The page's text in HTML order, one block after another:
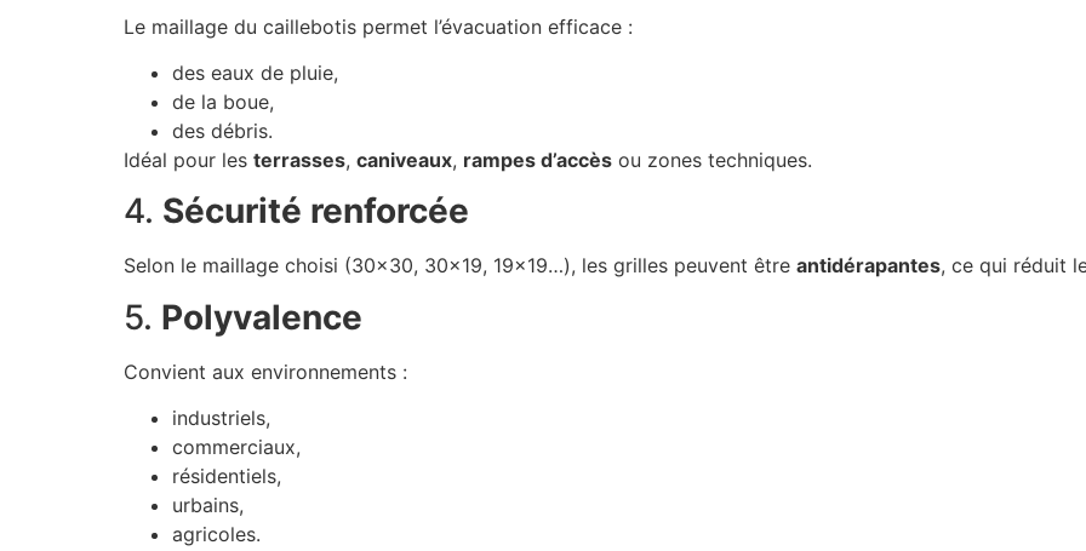
Le maillage du caillebotis permet l’évacuation efficace :
des eaux de pluie,
de la boue,
des débris.
Idéal pour les terrasses, caniveaux, rampes d’accès ou zones techniques.
4. Sécurité renforcée
Selon le maillage choisi (30×30, 30×19, 19×19…), les grilles peuvent être antidérapantes, ce qui réduit
5. Polyvalence
Convient aux environnements :
industriels,
commerciaux,
résidentiels,
urbains,
agricoles.